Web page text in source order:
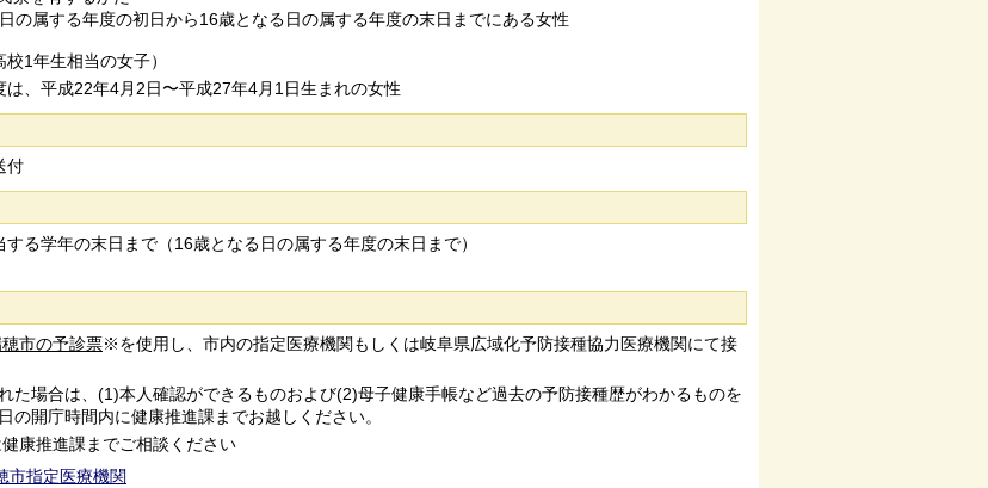
の属する年度の初日から16歳となる日の属する年度の末日までにある女性
1年生相当の女子）
、平成22年4月2日〜平成27年4月1日生まれの女性
付
る学年の末日まで（16歳となる日の属する年度の末日まで）
市の予診票※を使用し、市内の指定医療機関もしくは岐阜県広域化予防接種協力医療機関にて接
た場合は、(1)本人確認ができるものおよび(2)母子健康手帳など過去の予防接種歴がわかるものを
の開庁時間内に健康推進課までお越しください。
康推進課までご相談ください
市指定医療機関